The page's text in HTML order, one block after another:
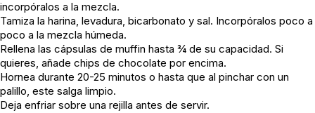
incorpóralos a la mezcla.
Tamiza la harina, levadura, bicarbonato y sal. Incorpóralos poco a
poco a la mezcla húmeda.
Rellena las cápsulas de muffin hasta ¾ de su capacidad. Si
quieres, añade chips de chocolate por encima.
Hornea durante 20-25 minutos o hasta que al pinchar con un
palillo, este salga limpio.
Deja enfriar sobre una rejilla antes de servir.